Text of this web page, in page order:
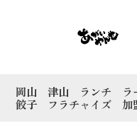
岡山 津山 ランチ ラ
餃子 フラチャイズ 加